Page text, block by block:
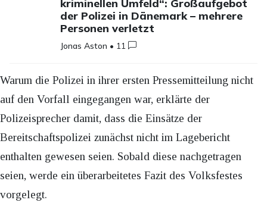
kriminellen Umfeld“: Großaufgebot
der Polizei in Dänemark – mehrere
Personen verletzt
Jonas Aston • 11
Warum die Polizei in ihrer ersten Pressemitteilung nicht
auf den Vorfall eingegangen war, erklärte der
Polizeisprecher damit, dass die Einsätze der
Bereitschaftspolizei zunächst nicht im Lagebericht
enthalten gewesen seien. Sobald diese nachgetragen
seien, werde ein überarbeitetes Fazit des Volksfestes
vorgelegt.